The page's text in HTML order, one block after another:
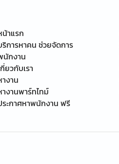
น้าแรก
ริการหาคน ช่วยจัดการ
นักงาน
ยวกับเรา
างาน
างานพาร์ทไทม์
ระกาศหาพนักงาน ฟรี